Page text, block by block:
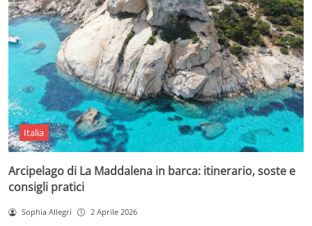
Italia
Arcipelago di La Maddalena in barca: itinerario, soste e
consigli pratici
Sophia Allegri 2 Aprile 2026